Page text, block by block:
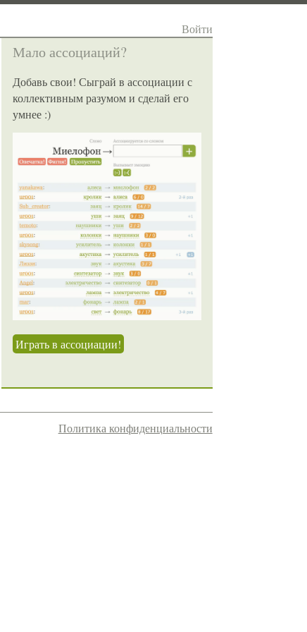
Войти
Мало ассоциаций?
Добавь свои! Сыграй в ассоциации с
коллективным разумом и сделай его
умнее :)
Играть в ассоциации!
Политика конфиденциальности